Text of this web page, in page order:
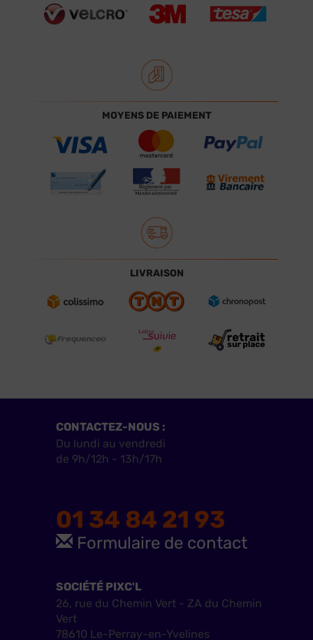
MOYENS DE PAIEMENT
LIVRAISON
CONTACTEZ-NOUS :
Du lundi au vendredi
de 9h/12h - 13h/17h
01 34 84 21 93
Formulaire de contact
SOCIÉTÉ PIXC'L
26, rue du Chemin Vert - ZA du Chemin
Vert
78610 Le-Perray-en-Yvelines